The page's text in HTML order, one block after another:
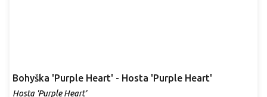
Bohyška 'Purple Heart' - Hosta 'Purple Heart'
Hosta 'Purple Heart'